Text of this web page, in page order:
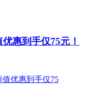
惠到手仅75元！